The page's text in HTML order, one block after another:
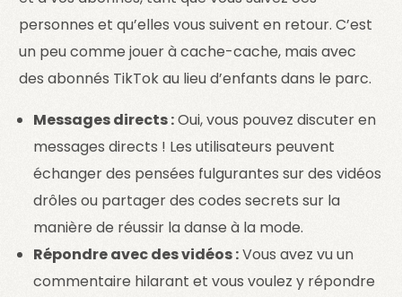
personnes et qu’elles vous suivent en retour. C’est
un peu comme jouer à cache-cache, mais avec
des abonnés TikTok au lieu d’enfants dans le parc.
Messages directs :Oui, vous pouvez discuter en
messages directs ! Les utilisateurs peuvent
échanger des pensées fulgurantes sur des vidéos
drôles ou partager des codes secrets sur la
manière de réussir la danse à la mode.
Répondre avec des vidéos :Vous avez vu un
commentaire hilarant et vous voulez y répondre